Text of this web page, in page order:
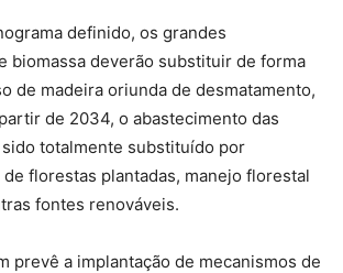
definido, os grandes
biomassa deverão substituir de forma
de madeira oriunda de desmatamento,
de 2034, o abastecimento das
totalmente substituído por
florestas plantadas, manejo florestal
fontes renováveis.
prevê a implantação de mecanismos de